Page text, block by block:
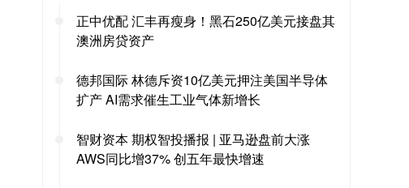
正中优配 汇丰再瘦身！黑石250亿美元接盘其
澳洲房贷资产
德邦国际 林德斥资10亿美元押注美国半导体
扩产 AI需求催生工业气体新增长
智财资本 期权智投播报 | 亚马逊盘前大涨
AWS同比增37% 创五年最快增速